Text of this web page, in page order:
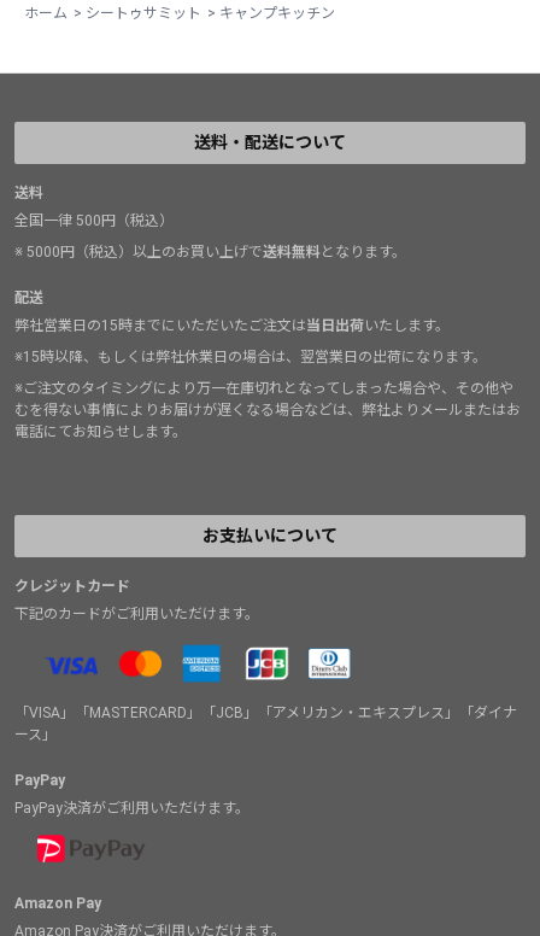
ホーム > シートゥサミット > キャンプキッチン
送料・配送について
送料
全国一律 500円（税込）
※ 5000円（税込）以上のお買い上げで送料無料となります。
配送
弊社営業日の15時までにいただいたご注文は当日出荷いたします。
※15時以降、もしくは弊社休業日の場合は、翌営業日の出荷になります。
※ご注文のタイミングにより万一在庫切れとなってしまった場合や、その他や
むを得ない事情によりお届けが遅くなる場合などは、弊社よりメールまたはお
電話にてお知らせします。
お支払いについて
クレジットカード
下記のカードがご利用いただけます。
「VISA」「MASTERCARD」「JCB」「アメリカン・エキスプレス」「ダイナ
ース」
PayPay
PayPay決済がご利用いただけます。
Amazon Pay
Amazon Pay決済がご利用いただけます。